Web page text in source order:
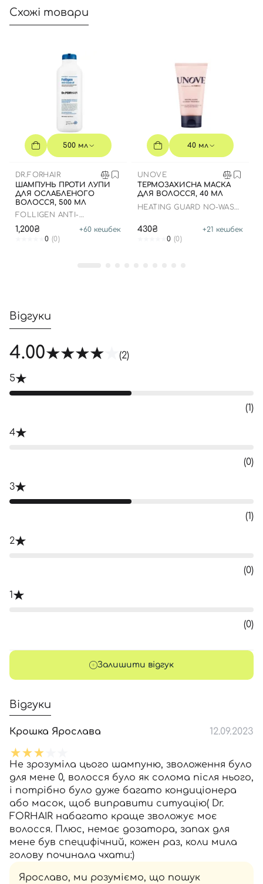
Схожі товари
500 мл
DR.FORHAIR
ШАМПУНЬ ПРОТИ ЛУПИ
ДЛЯ ОСЛАБЛЕНОГО
ВОЛОССЯ, 500 МЛ
FOLLIGEN ANTI-
1,200₴ +60 кешбек
0 (0)
40 мл
UNOVE
ТЕРМОЗАХИСНА МАСКА
ДЛЯ ВОЛОССЯ, 40 МЛ
HEATING GUARD NO-WASH
430₴ +21 кешбек
0 (0)
Відгуки
4.00 (2)
5
(1)
4
(0)
3
(1)
2
(0)
1
(0)
Залишити відгук
Відгуки
Крошка Ярослава 12.09.2023
Не зрозуміла цього шампуню, зволоження було
для мене 0, волосся було як солома після нього,
і потрібно було дуже багато кондиціонера
або масок, щоб виправити ситуацію( Dr.
FORHAIR набагато краще зволожує моє
волосся. Плюс, немає дозатора, запах для
мене був специфічний, кожен раз, коли мила
голову починала чхати:)
Ярославо, ми розуміємо, що пошук
Вхід Реєстрація
Номер телефону
Відправляючи форму для авторизації/реєстрації ви
приймаєте умови
Угоди користувача